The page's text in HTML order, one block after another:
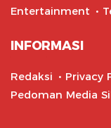
Entertainment
INFORMASI
Redaksi Privacy
Pedoman Media